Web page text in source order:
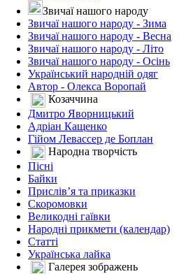
Звичаї нашого народу
Звичаї нашого народу - Зима
Звичаї нашого народу - Весна
Звичаї нашого народу - Літо
Звичаї нашого народу - Осінь
Український народній одяг
Автор - Олекса Воропай
Козаччина
Дмитро Яворницький
Адріан Кащенко
Гійом Левассер де Боплан
Народна творчість
Пісні
Байки
Прислів’я та приказки
Скоромовки
Великодні гаївки
Народні прикмети (календар)
Статті
Українська лайка
Галерея зображень